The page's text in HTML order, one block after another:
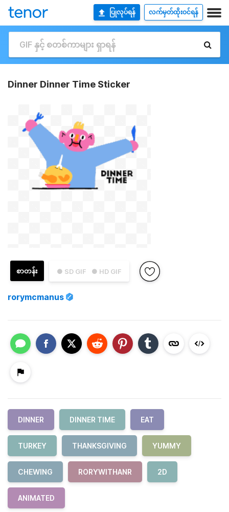
ပြုလုပ်ရန် လက်မှတ်ထိုးဝင်ရန်
Dinner Dinner Time Sticker
● SD GIF ● HD GIF
စာတန်း
rorymcmanus
DINNER DINNER TIME EAT
TURKEY THANKSGIVING YUMMY
CHEWING RORYWITHANR 2D
ANIMATED